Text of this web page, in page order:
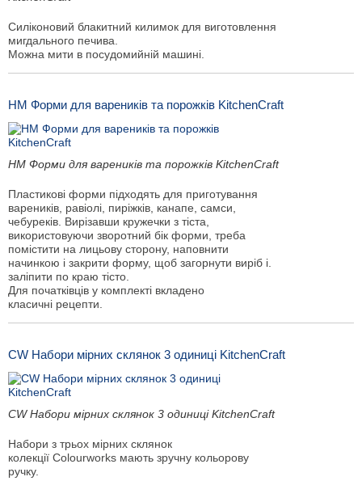
Силіконовий блакитний килимок для виготовлення
мигдального печива.
Можна мити в посудомийній машині.
HM Форми для вареників та порожків KitchenCraft
HM Форми для вареників та порожків KitchenCraft
Пластикові форми підходять для приготування
вареників, равіолі, пиріжків, канапе, самси,
чебуреків. Вирізавши кружечки з тіста,
використовуючи зворотний бік форми, треба
помістити на лицьову сторону, наповнити
начинкою і закрити форму, щоб загорнути виріб і.
заліпити по краю тісто.
Для початківців у комплекті вкладено
класичні рецепти.
CW Набори мірних склянок 3 одиниці KitchenCraft
CW Набори мірних склянок 3 одиниці KitchenCraft
Набори з трьох мірних склянок
колекції Colourworks мають зручну кольорову
ручку.